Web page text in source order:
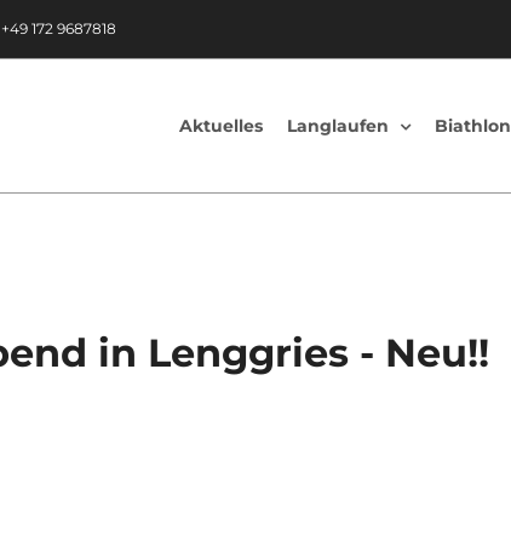
+49 172 9687818
Aktuelles Langlaufen Biathlon
in Lenggries - Neu!!